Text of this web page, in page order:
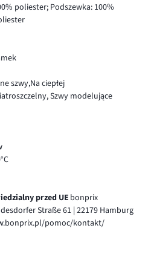
poliester; Podszewka: 100%
szwy,Na ciepłej
Szwy modelujące
przed UE bonprix
Straße 61 | 22179 Hamburg
pomoc/kontakt/